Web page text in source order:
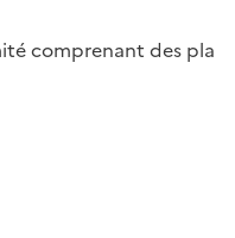
comprenant des pla